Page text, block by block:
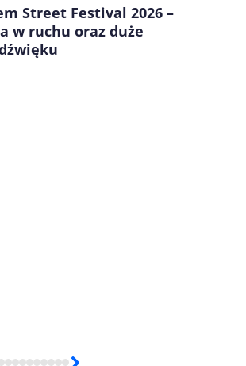
Street Festival 2026 –
w ruchu oraz duże